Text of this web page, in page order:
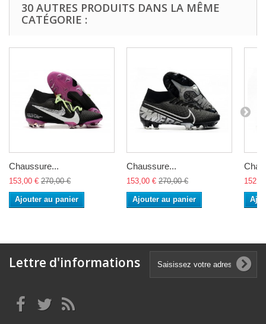
30 AUTRES PRODUITS DANS LA MÊME
CATÉGORIE :
Chaussure...
153,00 € 270,00 €
Ajouter au panier
Chaussure...
153,00 € 270,00 €
Ajouter au panier
Lettre d'informations